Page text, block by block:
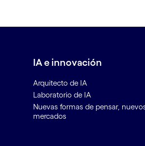
IA e innovación
Arquitecto de IA
Laboratorio de IA
Nuevas formas de pensar,
mercados